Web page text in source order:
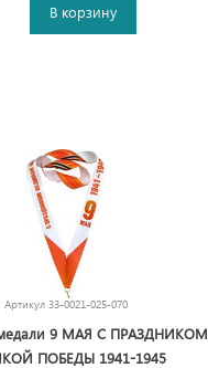
В корзину
Артикул 33-0021-025-070
9 МАЯ С ПРАЗДНИКОМ
ПОБЕДЫ 1941-1945